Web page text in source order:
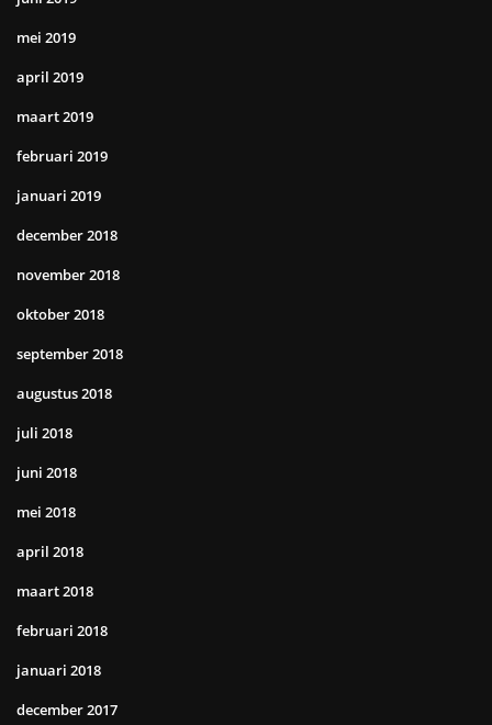
mei 2019
april 2019
maart 2019
februari 2019
januari 2019
december 2018
november 2018
oktober 2018
september 2018
augustus 2018
juli 2018
juni 2018
mei 2018
april 2018
maart 2018
februari 2018
januari 2018
december 2017